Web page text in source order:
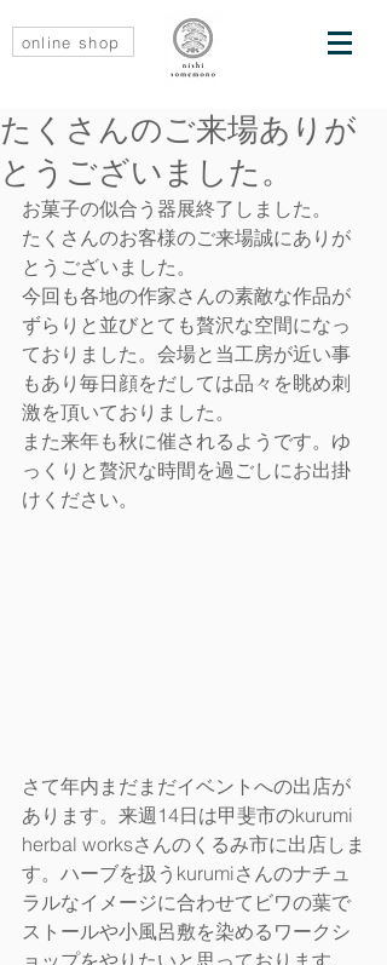
online shop
たくさんのご来場ありが
とうございました。
お菓子の似合う器展終了しました。
たくさんのお客様のご来場誠にありが
とうございました。
今回も各地の作家さんの素敵な作品が
ずらりと並びとても贅沢な空間になっ
ておりました。会場と当工房が近い事
もあり毎日顔をだしては品々を眺め刺
激を頂いておりました。
また来年も秋に催されるようです。ゆ
っくりと贅沢な時間を過ごしにお出掛
けください。
さて年内まだまだイベントへの出店が
あります。来週14日は甲斐市のkurumi
herbal worksさんのくるみ市に出店しま
す。ハーブを扱うkurumiさんのナチュ
ラルなイメージに合わせてビワの葉で
ストールや小風呂敷を染めるワークシ